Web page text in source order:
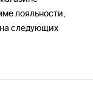
лояльности,
следующих